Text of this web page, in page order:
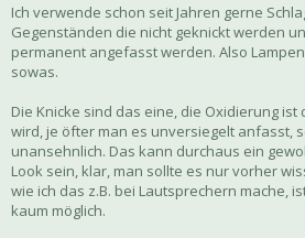
Ich verwende schon seit Jahren gerne
Gegenständen die nicht geknickt werden
permanent angefasst werden. Also
sowas.
Die Knicke sind das eine, die Oxidierung ist
wird, je öfter man es unversiegelt anfasst,
unansehnlich. Das kann durchaus ein
Look sein, klar, man sollte es nur vorher
wie ich das z.B. bei Lautsprechern mache,
kaum möglich.